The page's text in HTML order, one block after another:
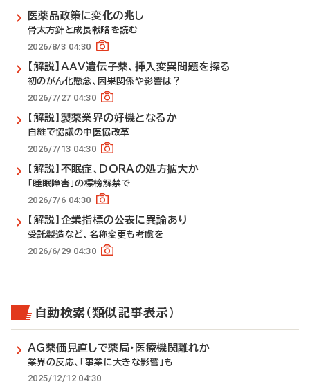
医薬品政策に変化の兆し
骨太方針と成長戦略を読む
2026/8/3 04:30
【解説】AAV遺伝子薬、挿入変異問題を探る
初のがん化懸念、因果関係や影響は？
2026/7/27 04:30
【解説】製薬業界の好機となるか
自維で協議の中医協改革
2026/7/13 04:30
【解説】不眠症、DORAの処方拡大か
「睡眠障害」の標榜解禁で
2026/7/6 04:30
【解説】企業指標の公表に異論あり
受託製造など、名称変更も考慮を
2026/6/29 04:30
自動検索（類似記事表示）
AG薬価見直しで薬局・医療機関離れか
業界の反応、「事業に大きな影響」も
2025/12/12 04:30